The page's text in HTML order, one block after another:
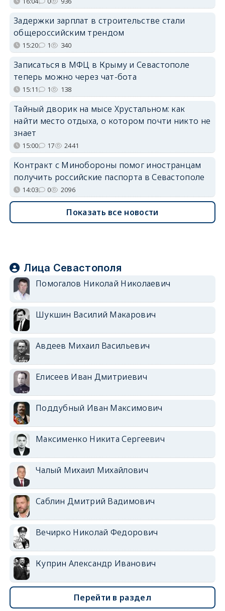
Задержки зарплат в строительстве стали
общероссийским трендом
15:20 1 340
Записаться в МФЦ в Крыму и Севастополе
теперь можно через чат-бота
15:11 1 138
Тайный дворик на мысе Хрустальном: как
найти место отдыха, о котором почти никто не
знает
15:00 17 2441
Контракт с Минобороны помог иностранцам
получить российские паспорта в Севастополе
14:03 0 2096
Показать все новости
Лица Севастополя
Помогалов Николай Николаевич
Шукшин Василий Макарович
Авдеев Михаил Васильевич
Елисеев Иван Дмитриевич
Поддубный Иван Максимович
Максименко Никита Сергеевич
Чалый Михаил Михайлович
Саблин Дмитрий Вадимович
Вечирко Николай Федорович
Куприн Александр Иванович
Перейти в раздел